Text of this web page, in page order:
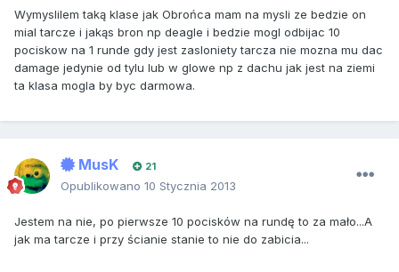
Wymyslilem taką klase jak Obrońca mam na mysli ze bedzie on
mial tarcze i jakąs bron np deagle i bedzie mogl odbijac 10
pociskow na 1 runde gdy jest zasloniety tarcza nie mozna mu dac
damage jedynie od tylu lub w glowe np z dachu jak jest na ziemi
ta klasa mogla by byc darmowa.
MusK 21
Opublikowano 10 Stycznia 2013
Jestem na nie, po pierwsze 10 pocisków na rundę to za mało...A
jak ma tarcze i przy ścianie stanie to nie do zabicia...